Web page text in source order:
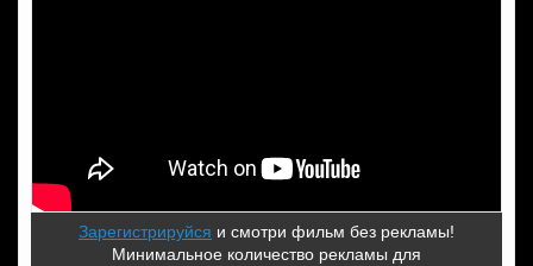
Зарегистрируйся и смотри фильм без рекламы!
Минимальное количество рекламы для